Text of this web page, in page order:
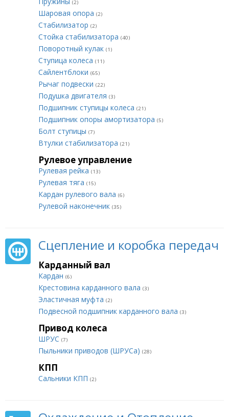
(2)
Шаровая опора (2)
Стабилизатор (2)
Стойка стабилизатора (40)
Поворотный кулак (1)
Ступица колеса (11)
Сайлентблоки (65)
Рычаг подвески (22)
Подушка двигателя (3)
Подшипник ступицы колеса (21)
Подшипник опоры амортизатора (5)
Болт ступицы (7)
Втулки стабилизатора (21)
Рулевое управление
Рулевая рейка (13)
Рулевая тяга (15)
Кардан рулевого вала (6)
Рулевой наконечник (35)
Сцепление и коробка передач
Карданный вал
Кардан (6)
Крестовина карданного вала (3)
Эластичная муфта (2)
Подвесной подшипник карданного вала (3)
Привод колеса
ШРУС (7)
Пыльники приводов (ШРУСа) (28)
КПП
Сальники КПП (2)